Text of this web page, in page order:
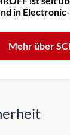
in
Mehr über